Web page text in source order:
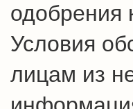
одобрения
Условия
лицам из